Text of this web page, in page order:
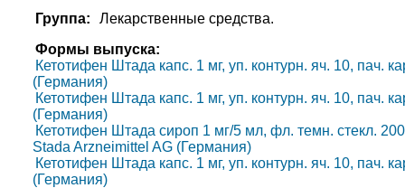
Группа:
Лекарственные средства.
Формы выпуска:
Кетотифен Штада капс. 1 мг, уп. контурн. яч. 10, пач.
(Германия)
Кетотифен Штада капс. 1 мг, уп. контурн. яч. 10, пач.
(Германия)
Кетотифен Штада сироп 1 мг/5 мл, фл. темн. стекл.
Stada Arzneimittel AG (Германия)
Кетотифен Штада капс. 1 мг, уп. контурн. яч. 10, пач.
(Германия)